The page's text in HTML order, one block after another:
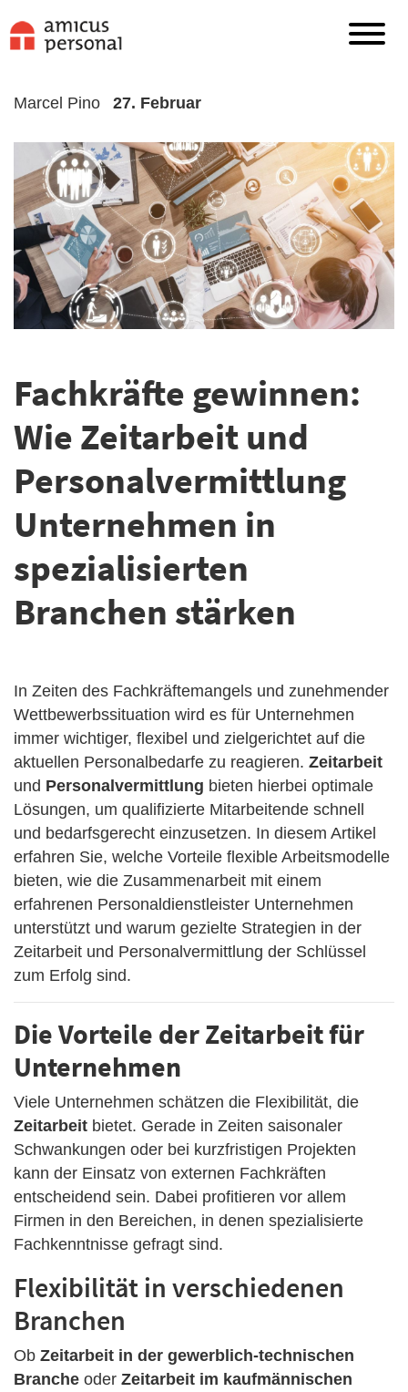
Marcel Pino 27. Februar
Fachkräfte gewinnen:
Wie Zeitarbeit und
Personalvermittlung
Unternehmen in
spezialisierten
Branchen stärken
In Zeiten des Fachkräftemangels und zunehmender
Wettbewerbssituation wird es für Unternehmen
immer wichtiger, flexibel und zielgerichtet auf die
aktuellen Personalbedarfe zu reagieren. Zeitarbeit
und Personalvermittlung bieten hierbei optimale
Lösungen, um qualifizierte Mitarbeitende schnell
und bedarfsgerecht einzusetzen. In diesem Artikel
erfahren Sie, welche Vorteile flexible Arbeitsmodelle
bieten, wie die Zusammenarbeit mit einem
erfahrenen Personaldienstleister Unternehmen
unterstützt und warum gezielte Strategien in der
Zeitarbeit und Personalvermittlung der Schlüssel
zum Erfolg sind.
Die Vorteile der Zeitarbeit für
Unternehmen
Viele Unternehmen schätzen die Flexibilität, die
Zeitarbeit bietet. Gerade in Zeiten saisonaler
Schwankungen oder bei kurzfristigen Projekten
kann der Einsatz von externen Fachkräften
entscheidend sein. Dabei profitieren vor allem
Firmen in den Bereichen, in denen spezialisierte
Fachkenntnisse gefragt sind.
Flexibilität in verschiedenen
Branchen
Ob Zeitarbeit in der gewerblich-technischen
Branche oder Zeitarbeit im kaufmännischen